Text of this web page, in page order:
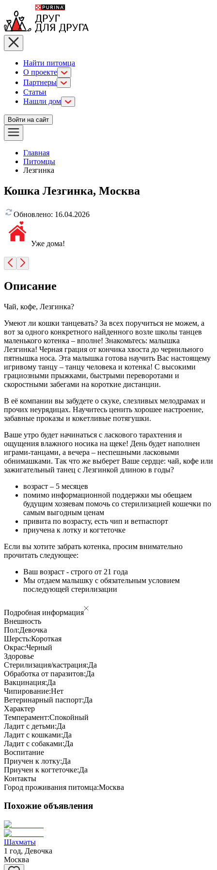
Найти питомца
О проекте
Партнеры
Статьи
Нашли дом
Войти на сайт
Главная
Питомцы
Лезгинка
Кошка Лезгинка, Москва
Обновлено: 16.04.2026
Уже дома!
Описание
Чай, кофе, Лезгинка?
Умеют ли кошки танцевать? За всех поручиться не можем, а
вот за одного конкретного найденного возле школы танцев
маленького котенка – вполне! Знакомьтесь: малышка
Лезгинка! Черная грация от кончика хвоста до чернильного
пятнышка носа. Эта малышка готова научить Вас настоящему
игривому танцу – танцу человека и котенка! С высокими
грациозными прыжками, быстрыми переворотами и
скоростными забегами на короткие дистанции.
В её компании вы забудете о скуке, слезливых мелодрамах и
прочих неурядицах. Научитесь ценить хорошее настроение,
забавные проказы и кокетливые потягушки.
Ваше утро будет начинаться с ласкового тарахтения и
ощущения влажного носика на щеке! День будет наполнен
играми-танцами, а вечера – неспешными ласковыми
обнимашками. Так что же выберет Ваше сердце: чай, кофе или
зажигательный танец с Лезгинкой длиною в годы?
возраст – 5 месяцев
помимо информационной поддержки мы обещаем
будущим хозяевам помочь со стерилизацией кошечки по
самым выгодным ценам
привита по возрасту, есть чип и ветпаспорт
приучена к лотку и когтеточке
Если вы хотите забрать котенка, просим внимательно
прочитать следующее:
Ваш возраст - строго от 21 года
Мы отдаем малышку с обязательным условием
последующей стерилизации
Подробная информация
Внешность
Пол:Девочка
Шерсть:Короткая
Окрас:Черный
Здоровье
Стерилизация/кастрация:Да
Обработка от паразитов:Да
Вакцинация:Да
Чипирование:Нет
Ветеринарный паспорт:Да
Характер
Темперамент:Спокойный
Ладит с детьми:Да
Ладит с кошками:Да
Ладит с собаками:Да
Воспитание
Приучен к лотку:Да
Приучен к когтеточке:Да
Контакты
Город проживания питомца:Москва
Похожие объявления
Шахматы
1 год, Девочка
Москва